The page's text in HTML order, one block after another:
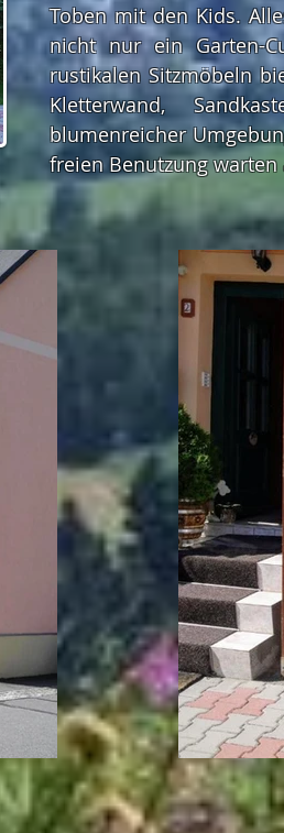
Toben mit den Kids.
nicht nur ein Garten-
rustikalen Sitzmöbeln
Kletterwand,
blumenreicher
freien Benutzung warten